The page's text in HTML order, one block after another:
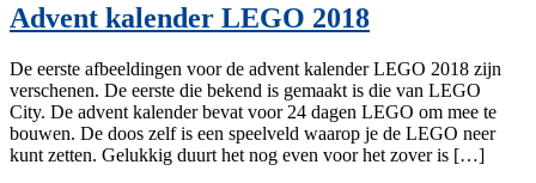
Advent kalender LEGO 2018
De eerste afbeeldingen voor de advent kalender LEGO 2018 zijn
verschenen. De eerste die bekend is gemaakt is die van LEGO
City. De advent kalender bevat voor 24 dagen LEGO om mee te
bouwen. De doos zelf is een speelveld waarop je de LEGO neer
kunt zetten. Gelukkig duurt het nog even voor het zover is […]